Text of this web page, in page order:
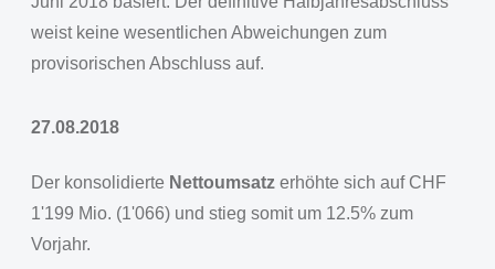
weist keine wesentlichen Abweichungen zum
provisorischen Abschluss auf.
27.08.2018
Der konsolidierte Nettoumsatz erhöhte sich auf CHF
1'199 Mio. (1'066) und stieg somit um 12.5% zum
Vorjahr.